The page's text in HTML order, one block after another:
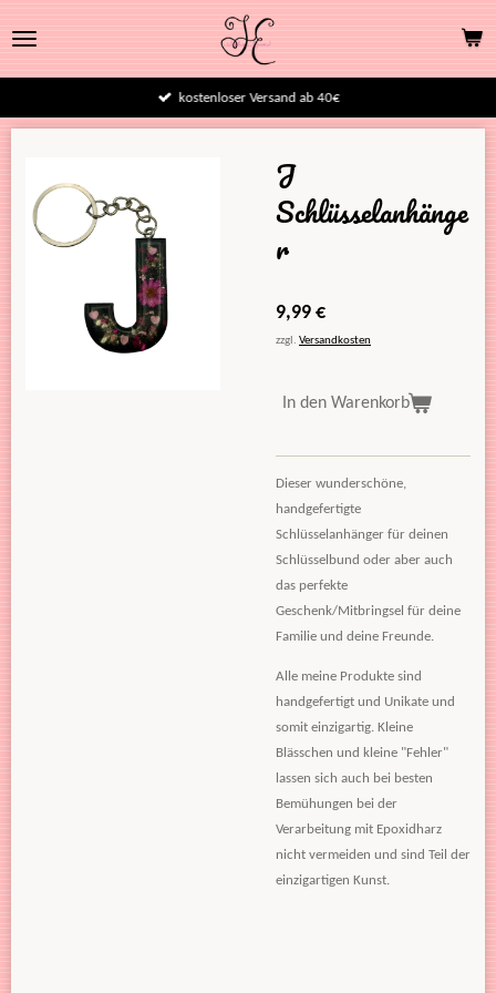
Hauptinhalt
springen
kostenloser Versand ab 40€
J
Schlüsselanhänge
r
9,99 €
zzgl. Versandkosten
In den Warenkorb
Dieser wunderschöne,
handgefertigte
Schlüsselanhänger für deinen
Schlüsselbund oder aber auch
das perfekte
Geschenk/Mitbringsel für deine
Familie und deine Freunde.
Alle meine Produkte sind
handgefertigt und Unikate und
somit einzigartig. Kleine
Blässchen und kleine "Fehler"
lassen sich auch bei besten
Bemühungen bei der
Verarbeitung mit Epoxidharz
nicht vermeiden und sind Teil der
einzigartigen Kunst.